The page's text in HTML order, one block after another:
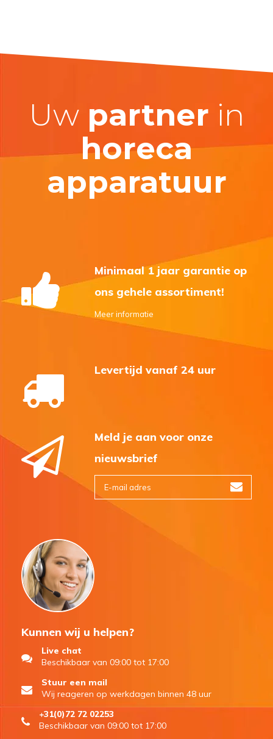
Uw partner in
horeca
apparatuur
Minimaal 1 jaar garantie op
ons gehele assortiment!
Meer informatie
Levertijd vanaf 24 uur
Meld je aan voor onze
nieuwsbrief
Kunnen wij u helpen?
Live chat
Beschikbaar van 09:00 tot 17:00
Stuur een mail
Wij reageren op werkdagen binnen 48 uur
+31(0)72 72 02253
Beschikbaar van 09:00 tot 17:00